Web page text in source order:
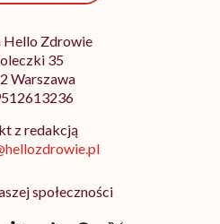
Hello Zdrowie
35
Warszawa
z redakcją
społeczności